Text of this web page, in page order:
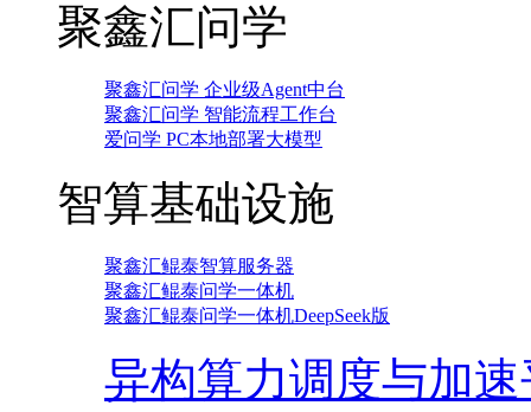
聚鑫汇问学
聚鑫汇问学 企业级Agent中台
聚鑫汇问学 智能流程工作台
爱问学 PC本地部署大模型
智算基础设施
聚鑫汇鲲泰智算服务器
聚鑫汇鲲泰问学一体机
聚鑫汇鲲泰问学一体机DeepSeek版
异构算力调度与加